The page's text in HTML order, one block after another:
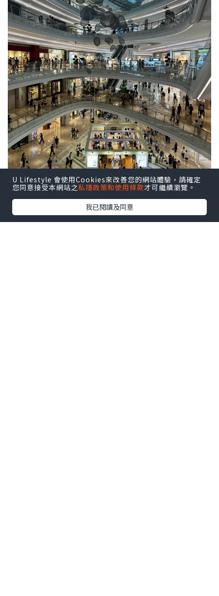
U Lifestyle 會使用Cookies來改善您的網站體驗，請確定
您同意接受本網站之私隱政策和使用條款才可繼續瀏覽。
我已閱讀及同意